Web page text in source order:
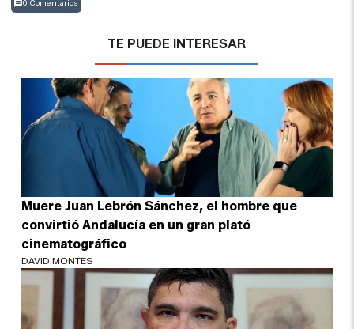
0 Comentarios
TE PUEDE INTERESAR
Muere Juan Lebrón Sánchez, el hombre que
convirtió Andalucía en un gran plató
cinematográfico
DAVID MONTES